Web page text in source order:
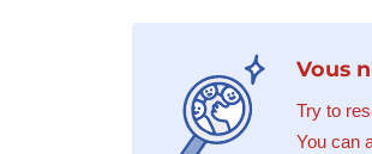
Vous
Try to
You can